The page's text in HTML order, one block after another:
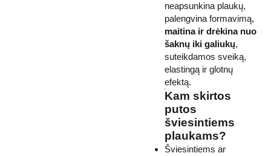
neapsunkina plaukų,
palengvina formavimą,
maitina ir drėkina nuo
šaknų iki galiukų,
suteikdamos sveiką,
elastingą ir glotnų
efektą.
Kam skirtos
putos
šviesintiems
plaukams?
Šviesintiems ar